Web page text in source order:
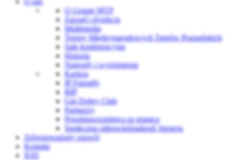
O Grupie MTP
Zarząd i dyrekcja
Multimedia
Tereny Międzynarodowych Targów Poznańskich
Sale konferencyjne
Historia
Nagrody i wyróżnienia
Kariera
IP Friendly
BIP
Gin Dobry Club
Partnerzy
Przedstawicielstwa za granicą
Społeczna odpowiedzialność biznesu
Zrównoważony rozwój
Kontakt
IOD